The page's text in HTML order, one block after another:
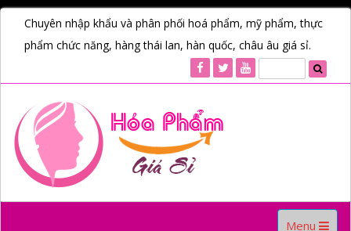
Chuyên nhập khẩu và phân phối hoá phẩm, mỹ phẩm, thực
phẩm chức năng, hàng thái lan, hàn quốc, châu âu giá sỉ.
Toggle
Menu